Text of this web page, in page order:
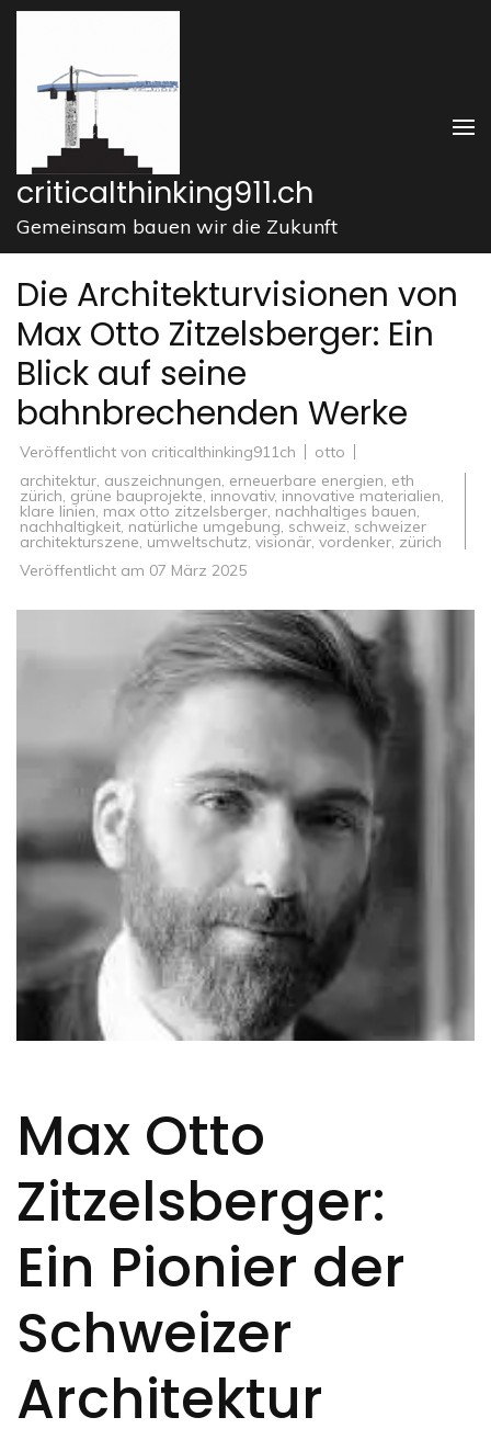
Zum
springen
drücken)
criticalthinking911.ch
Gemeinsam bauen wir die Zukunft
Die Architekturvisionen von
Max Otto Zitzelsberger: Ein
Blick auf seine
bahnbrechenden Werke
Veröffentlicht von criticalthinking911ch
otto
architektur, auszeichnungen, erneuerbare energien, eth
zürich, grüne bauprojekte, innovativ, innovative materialien,
klare linien, max otto zitzelsberger, nachhaltiges bauen,
nachhaltigkeit, natürliche umgebung, schweiz, schweizer
architekturszene, umweltschutz, visionär, vordenker, zürich
Veröffentlicht am 07 März 2025
Max Otto
Zitzelsberger:
Ein Pionier der
Schweizer
Architektur